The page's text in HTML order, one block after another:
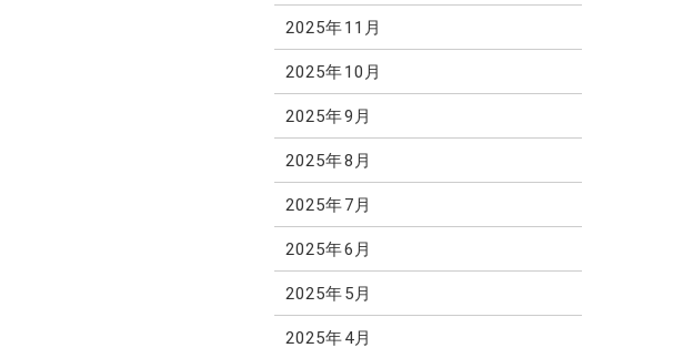
2025年11月
2025年10月
2025年9月
2025年8月
2025年7月
2025年6月
2025年5月
2025年4月